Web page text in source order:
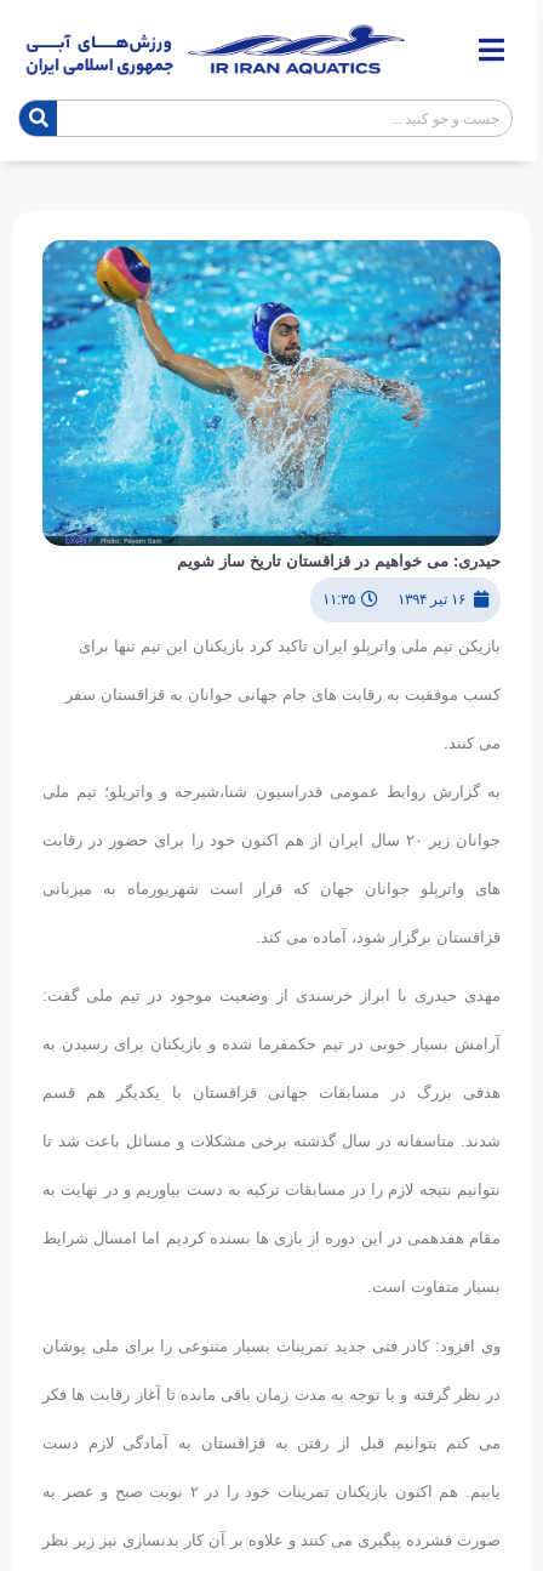
حیدری: می خواهیم در قزاقستان تاریخ ساز شویم
۱۶ تیر ۱۳۹۴ ۱۱:۳۵
بازیکن تیم ملی واترپلو ایران تاکید کرد بازیکنان این تیم تنها برای
کسب موفقیت به رقابت های جام جهانی جوانان به قزاقستان سفر
می کنند.
به گزارش روابط عمومی فدراسیون شنا،شیرجه و واترپلو؛ تیم ملی
جوانان زیر ۲۰ سال ایران از هم اکنون خود را برای حضور در رقابت
های واترپلو جوانان جهان که قرار است شهریورماه به میزبانی
قزاقستان برگزار شود، آماده می کند.
مهدی حیدری با ابراز خرسندی از وضعیت موجود در تیم ملی گفت:
آرامش بسیار خوبی در تیم حکمفرما شده و بازیکنان برای رسیدن به
هدفی بزرگ در مسابقات جهانی قزاقستان با یکدیگر هم قسم
شدند. متاسفانه در سال گذشته برخی مشکلات و مسائل باعث شد تا
نتوانیم نتیجه لازم را در مسابقات ترکیه به دست بیاوریم و در نهایت به
مقام هفدهمی در این دوره از بازی ها بسنده کردیم اما امسال شرایط
بسیار متفاوت است.
وی افزود: کادر فنی جدید تمرینات بسیار متنوعی را برای ملی پوشان
در نظر گرفته و با توجه به مدت زمان باقی مانده تا آغاز رقابت ها فکر
می کنم بتوانیم قبل از رفتن به قزاقستان به آمادگی لازم دست
یابیم. هم اکنون بازیکنان تمرینات خود را در ۲ نوبت صبح و عصر به
صورت فشرده پیگیری می کنند و علاوه بر آن کار بدنسازی نیز زیر نظر